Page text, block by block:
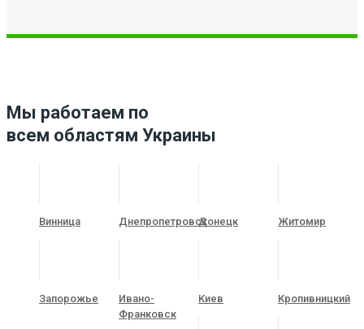
Мы работаем по
всем областям Украины
Винница ДнепропетровскДонецк Житомир
Запорожье
Ивано-
Франковск
Киев Кропивницкий